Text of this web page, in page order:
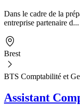
Dans le cadre de la
entreprise partenaire d...
Brest
BTS Comptabilité et
Assistant